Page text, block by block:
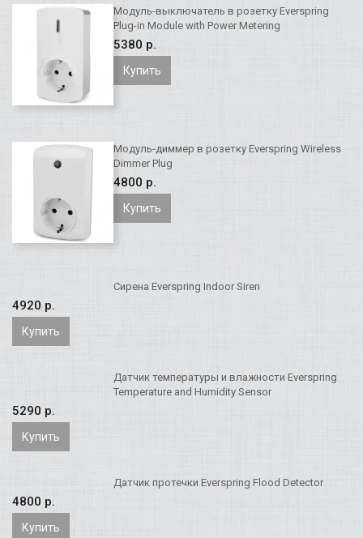
Модуль-выключатель в розетку Everspring
Plug-in Module with Power Metering
5380 p.
Купить
Модуль-диммер в розетку Everspring Wireless
Dimmer Plug
4800 p.
Купить
Сирена Everspring Indoor Siren
4920 p.
Купить
Датчик температуры и влажности Everspring
Temperature and Humidity Sensor
5290 p.
Купить
Датчик протечки Everspring Flood Detector
4800 p.
Купить